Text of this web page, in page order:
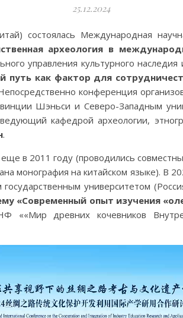
25.12.2024
состоялась Международная
археология в
управления культурного
путь как фактор для
конференция
Шэньси и Северо-Западным
кафедрой археологии,
.
в 2011 году (проводились
монография на китайском языке). В
университетом
«Современный опыт изучения
««Мир древних кочевников